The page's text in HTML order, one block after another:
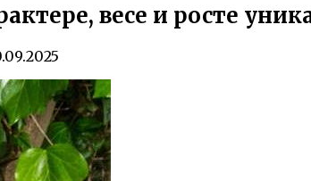
весе и росте